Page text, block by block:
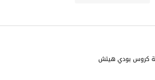
كروس بودي هيتش